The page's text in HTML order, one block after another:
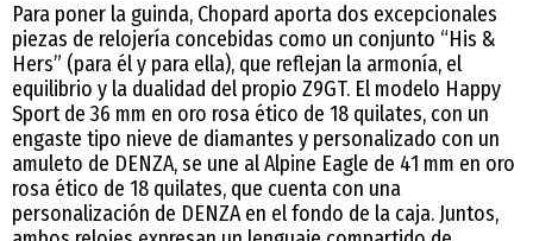
Para poner la guinda, Chopard aporta dos excepcionales
piezas de relojería concebidas como un conjunto “His &
Hers” (para él y para ella), que reflejan la armonía, el
equilibrio y la dualidad del propio Z9GT. El modelo Happy
Sport de 36 mm en oro rosa ético de 18 quilates, con un
engaste tipo nieve de diamantes y personalizado con un
amuleto de DENZA, se une al Alpine Eagle de 41 mm en oro
rosa ético de 18 quilates, que cuenta con una
personalización de DENZA en el fondo de la caja. Juntos,